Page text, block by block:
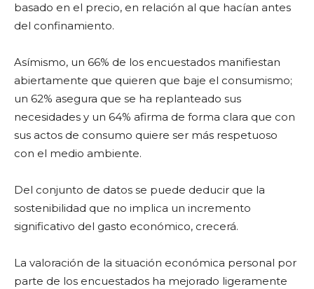
basado en el precio, en relación al que hacían antes
del confinamiento.
Asímismo, un 66% de los encuestados manifiestan
abiertamente que quieren que baje el consumismo;
un 62% asegura que se ha replanteado sus
necesidades y un 64% afirma de forma clara que con
sus actos de consumo quiere ser más respetuoso
con el medio ambiente.
Del conjunto de datos se puede deducir que la
sostenibilidad que no implica un incremento
significativo del gasto económico, crecerá.
La valoración de la situación económica personal por
parte de los encuestados ha mejorado ligeramente